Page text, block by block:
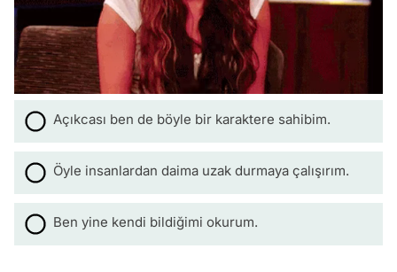
Açıkcası ben de böyle bir karaktere sahibim.
Öyle insanlardan daima uzak durmaya çalışırım.
Ben yine kendi bildiğimi okurum.